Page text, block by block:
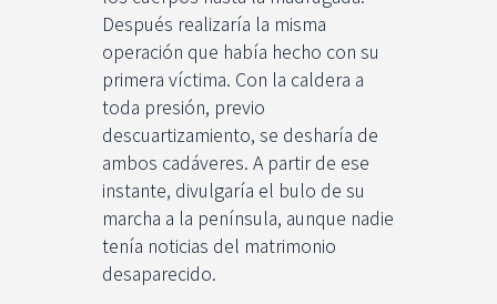
Después realizaría la misma
operación que había hecho con su
primera víctima. Con la caldera a
toda presión, previo
descuartizamiento, se desharía de
ambos cadáveres. A partir de ese
instante, divulgaría el bulo de su
marcha a la península, aunque nadie
tenía noticias del matrimonio
desaparecido.